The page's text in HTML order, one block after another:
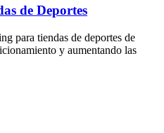
de Deportes
para tiendas de deportes de
y aumentando las